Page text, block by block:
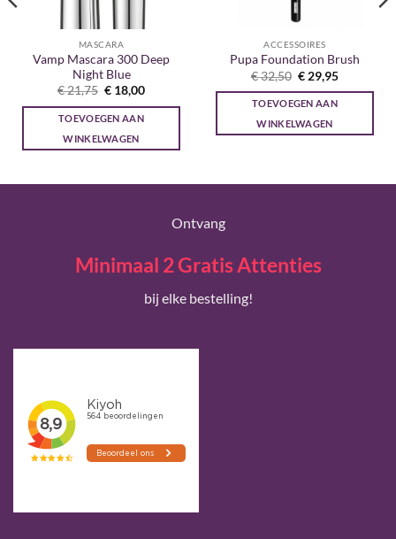
MASCARA
Vamp Mascara 300 Deep
Night Blue
€21,75 Oorspronkelijke
prijs
was:
€ 21,75.
€ 18,00Huidige
is:
TOEVOEGEN AAN
WINKELWAGEN
ACCESSOIRES
Pupa Foundation Brush
€32,50 Oorspronkelijke
prijs
was:
€ 32,50.
€ 29,95Huidige
TOEVOEGEN AAN
WINKELWAGEN
Ontvang
Minimaal 2 Gratis Attenties
bij elke bestelling!